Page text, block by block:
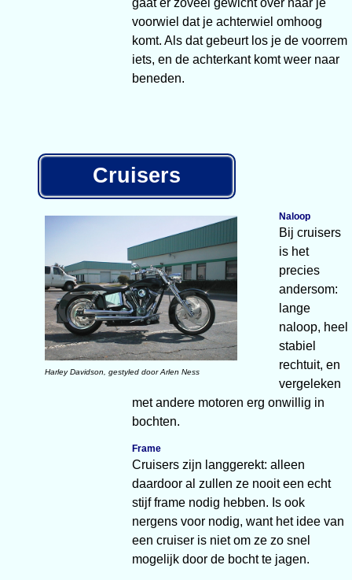
voorwiel dat je achterwiel omhoog
komt. Als dat gebeurt los je de voorrem
iets, en de achterkant komt weer naar
beneden.
Cruisers
Harley Davidson, gestyled door Arlen Ness
Naloop
Bij cruisers
is het
precies
andersom:
lange
naloop, heel
stabiel
rechtuit, en
vergeleken
met andere motoren erg onwillig in
bochten.
Frame
Cruisers zijn langgerekt: alleen
daardoor al zullen ze nooit een echt
stijf frame nodig hebben. Is ook
nergens voor nodig, want het idee van
een cruiser is niet om ze zo snel
mogelijk door de bocht te jagen.